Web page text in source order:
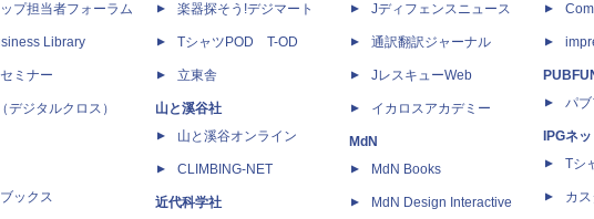
プ担当者フォーラム
Library
ミナー
デジタルクロス）
ックス
楽器探そう!デジマート
TシャツPOD T-OD
立東舎
山と溪谷社
山と溪谷オンライン
CLIMBING-NET
近代科学社
Jディフェンスニュース
通訳翻訳ジャーナル
JレスキューWeb
イカロスアカデミー
MdN
MdN Books
MdN Design Interactive
パ
IPGネ
Tシ
カ